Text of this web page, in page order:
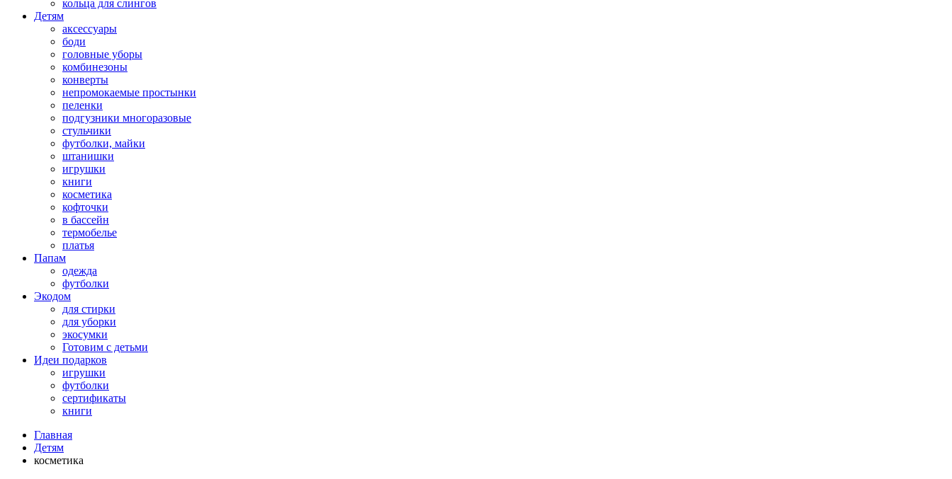
кольца для слингов
Детям
аксессуары
боди
головные уборы
комбинезоны
конверты
непромокаемые простынки
пеленки
подгузники многоразовые
стульчики
футболки, майки
штанишки
игрушки
книги
косметика
кофточки
в бассейн
термобелье
платья
Папам
одежда
футболки
Экодом
для стирки
для уборки
экосумки
Готовим с детьми
Идеи подарков
игрушки
футболки
сертификаты
книги
Главная
Детям
косметика